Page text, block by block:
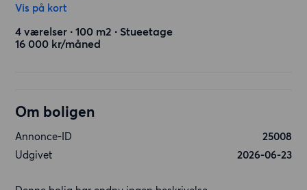
Vis på kort
4 værelser ∙ 100 m2 ∙ Stueetage
16 000 kr/måned
Om boligen
Annonce-ID
25008
Udgivet
2026-06-23